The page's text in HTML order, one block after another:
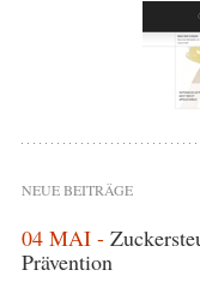
NEUE BEITRÄGE
04 MAI -
Prävention